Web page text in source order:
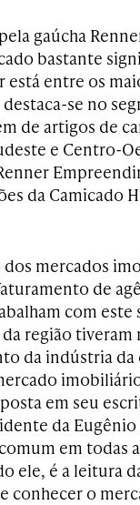
gaúcha
bastante
entre os
se no
de artigos de
e Centro-
da Camicado
mercados
de
com este
região tiveram
da indústria da
em seu
da
em todas
ele, é a leitura
conhecer o